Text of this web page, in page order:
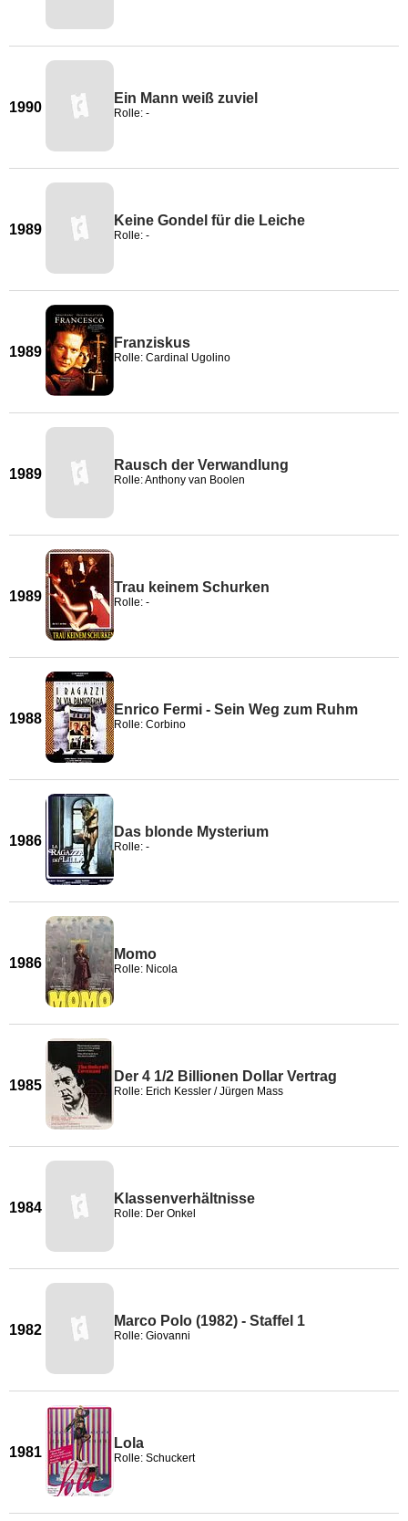
1990
Ein Mann weiß zuviel
Rolle: -
1989
Keine Gondel für die Leiche
Rolle: -
1989
Franziskus
Rolle: Cardinal Ugolino
1989
Rausch der Verwandlung
Rolle: Anthony van Boolen
1989
Trau keinem Schurken
Rolle: -
1988
Enrico Fermi - Sein Weg zum Ruhm
Rolle: Corbino
1986
Das blonde Mysterium
Rolle: -
1986
Momo
Rolle: Nicola
1985
Der 4 1/2 Billionen Dollar Vertrag
Rolle: Erich Kessler / Jürgen Mass
1984
Klassenverhältnisse
Rolle: Der Onkel
1982
Marco Polo (1982) - Staffel 1
Rolle: Giovanni
1981
Lola
Rolle: Schuckert